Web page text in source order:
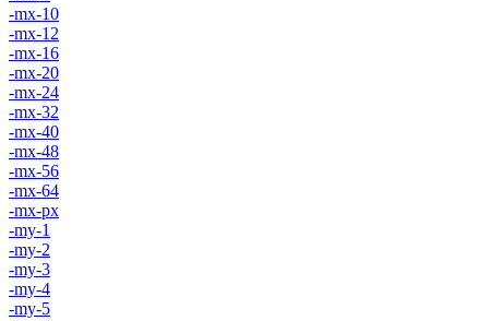
-mx-10
-mx-12
-mx-16
-mx-20
-mx-24
-mx-32
-mx-40
-mx-48
-mx-56
-mx-64
-mx-px
-my-1
-my-2
-my-3
-my-4
-my-5